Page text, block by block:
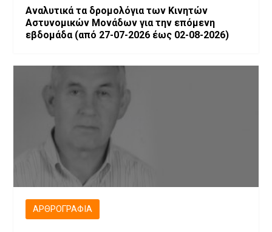
Αναλυτικά τα δρομολόγια των Κινητών
Αστυνομικών Μονάδων για την επόμενη
εβδομάδα (από 27-07-2026 έως 02-08-2026)
ΑΡΘΡΟΓΡΑΦΊΑ